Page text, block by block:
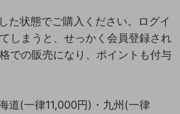
た状態でご購入ください。ログイ
しまうと、せっかく会員登録され
での販売になり、ポイントも付与
道(一律11,000円)・九州(一律